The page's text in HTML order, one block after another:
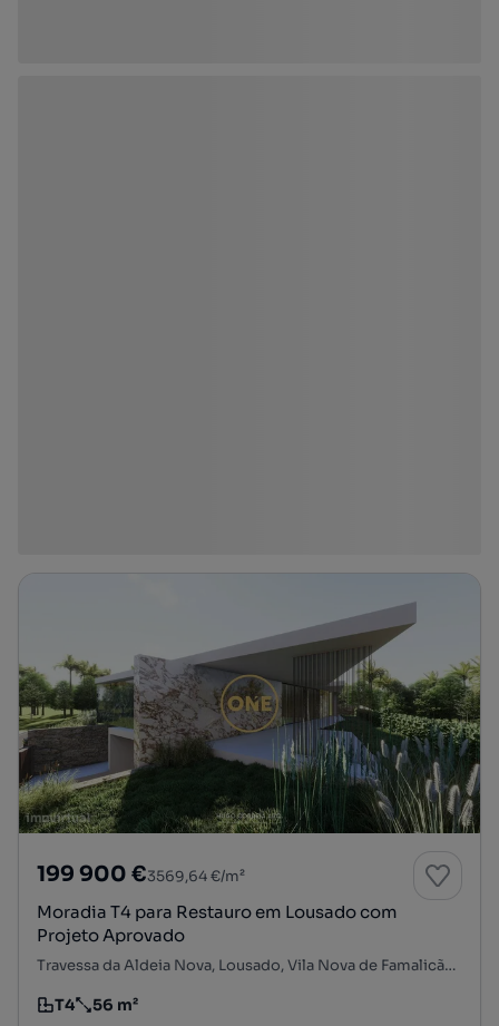
199 900 €3569,64 €/m²
Moradia T4 para Restauro em Lousado com
Projeto Aprovado
Travessa da Aldeia Nova, Lousado, Vila Nova de Famalicão, Braga
Tipologia
T4
Preço por metro quadrado
56 m²